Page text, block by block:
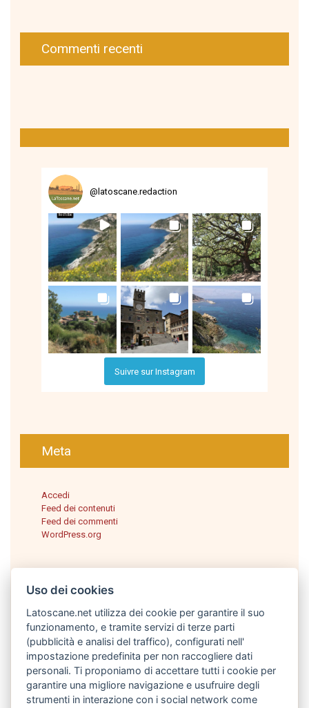
Commenti recenti
@ latoscane.redaction
Suivre sur Instagram
Meta
Accedi
Feed dei contenuti
Feed dei commenti
WordPress.org
Italiano
Uso dei cookies
Latoscane.net utilizza dei cookie per garantire il suo
funzionamento, e tramite servizi di terze parti
(pubblicità e analisi del traffico), configurati nell'
impostazione predefinita per non raccogliere dati
personali. Ti proponiamo di accettare tutti i cookie per
garantire una migliore navigazione e usufruire degli
strumenti in interazione con i social network come